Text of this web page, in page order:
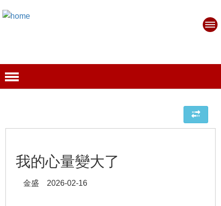
我的心量變大了
金盛 2026-02-16